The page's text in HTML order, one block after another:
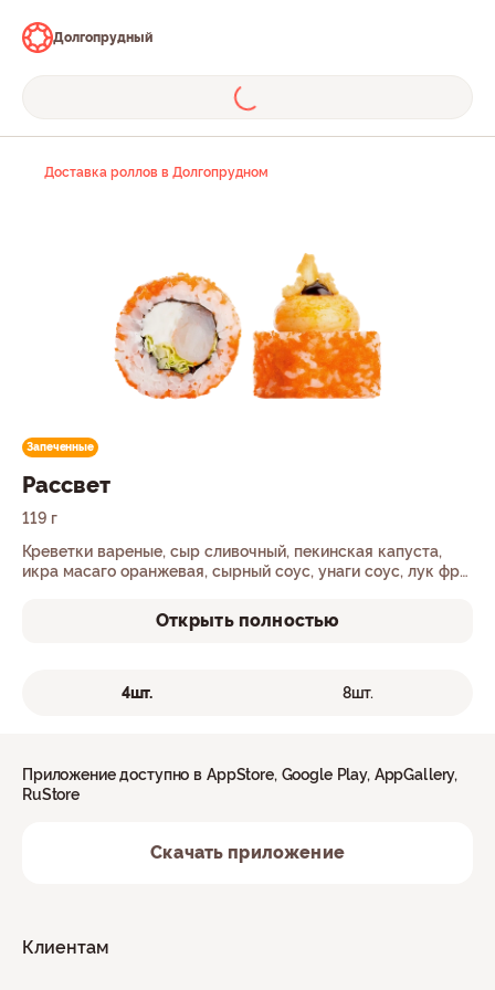
Долгопрудный
Доставка роллов в Долгопрудном
Запеченные
Рассвет
119 г
Креветки вареные, сыр сливочный, пекинская капуста,
икра масаго оранжевая, сырный соус, унаги соус, лук фри,
Открыть полностью
4шт. 8шт.
Клиентам
Приложение доступно в AppStore, Google Play, AppGallery,
RuStore
Скачать приложение